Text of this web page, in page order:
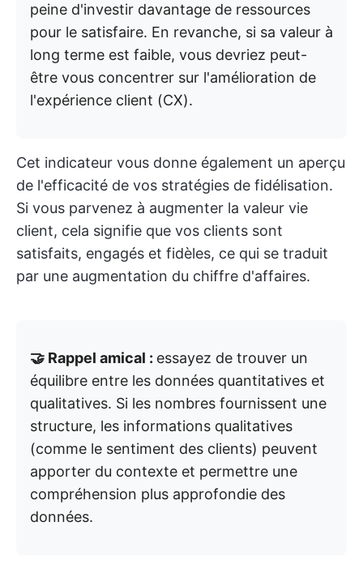
peine d'investir davantage de ressources
pour le satisfaire. En revanche, si sa valeur à
long terme est faible, vous devriez peut-
être vous concentrer sur l'amélioration de
l'expérience client (CX).
Cet indicateur vous donne également un aperçu
de l'efficacité de vos stratégies de fidélisation.
Si vous parvenez à augmenter la valeur vie
client, cela signifie que vos clients sont
satisfaits, engagés et fidèles, ce qui se traduit
par une augmentation du chiffre d'affaires.
🤝 Rappel amical : essayez de trouver un
équilibre entre les données quantitatives et
qualitatives. Si les nombres fournissent une
structure, les informations qualitatives
(comme le sentiment des clients) peuvent
apporter du contexte et permettre une
compréhension plus approfondie des
données.